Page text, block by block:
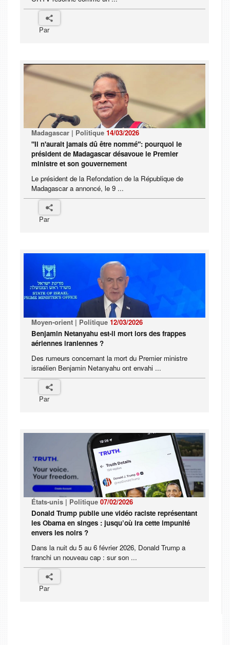
Par
Madagascar | Politique 14/03/2026
"Il n'aurait jamais dû être nommé": pourquoi le
président de Madagascar désavoue le Premier
ministre et son gouvernement
Le président de la Refondation de la République de
Madagascar a annoncé, le 9 ...
Par
Moyen-orient | Politique 12/03/2026
Benjamin Netanyahu est-il mort lors des frappes
aériennes iraniennes ?
Des rumeurs concernant la mort du Premier ministre
israélien Benjamin Netanyahu ont envahi ...
Par
États-unis | Politique 07/02/2026
Donald Trump publie une vidéo raciste représentant
les Obama en singes : jusqu’où ira cette impunité
envers les noirs ?
Dans la nuit du 5 au 6 février 2026, Donald Trump a
franchi un nouveau cap : sur son ...
Par